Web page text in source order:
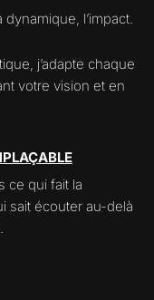
dynamique, l’impact.
j’adapte chaque
votre vision et en
ce qui fait la
sait écouter au-delà